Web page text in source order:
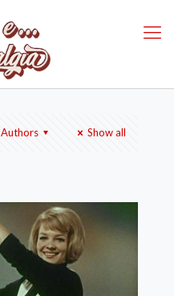
Authors Show all